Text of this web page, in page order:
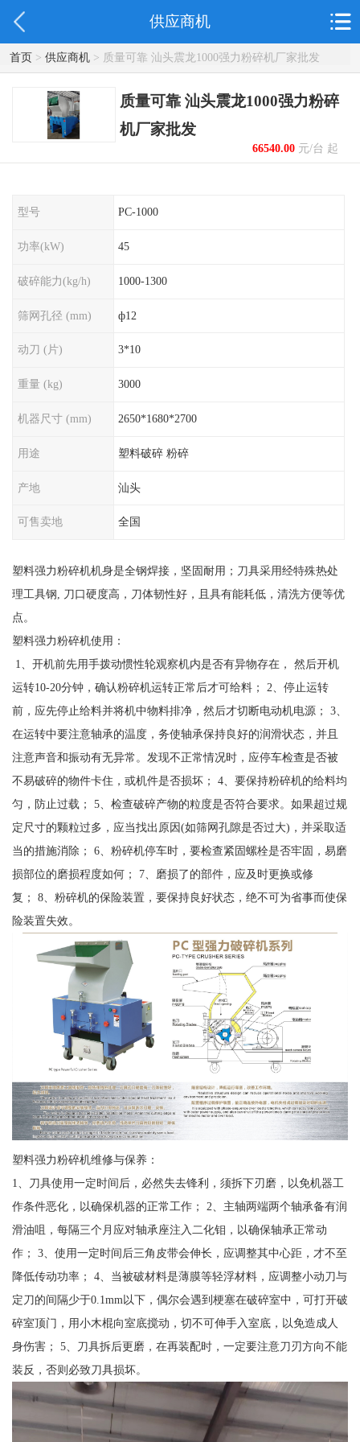
供应商机
首页> 供应商机> 质量可靠 汕头震龙1000强力粉碎机厂家批发
质量可靠 汕头震龙1000强力粉碎
机厂家批发
66540.00元/台 起
型号 PC-1000
功率(kW) 45
破碎能力(kg/h) 1000-1300
筛网孔径 (mm) ф12
动刀 (片) 3*10
重量 (kg) 3000
机器尺寸 (mm) 2650*1680*2700
用途 塑料破碎 粉碎
产地 汕头
可售卖地 全国
塑料强力粉碎机机身是全钢焊接，坚固耐用；刀具采用经特殊热处
理工具钢, 刀口硬度高，刀体韧性好，且具有能耗低，清洗方便等优
点。
塑料强力粉碎机使用：
1、开机前先用手拨动惯性轮观察机内是否有异物存在， 然后开机
运转10-20分钟，确认粉碎机运转正常后才可给料； 2、停止运转
前，应先停止给料并将机中物料排净，然后才切断电动机电源； 3、
在运转中要注意轴承的温度，务使轴承保持良好的润滑状态，并且
注意声音和振动有无异常。发现不正常情况时，应停车检查是否被
不易破碎的物件卡住，或机件是否损坏； 4、要保持粉碎机的给料均
匀，防止过载； 5、检查破碎产物的粒度是否符合要求。如果超过规
定尺寸的颗粒过多，应当找出原因(如筛网孔隙是否过大)，并采取适
当的措施消除； 6、粉碎机停车时，要检查紧固螺栓是否牢固，易磨
损部位的磨损程度如何； 7、磨损了的部件，应及时更换或修
复； 8、粉碎机的保险装置，要保持良好状态，绝不可为省事而使保
险装置失效。
塑料强力粉碎机维修与保养：
1、刀具使用一定时间后，必然失去锋利，须拆下刃磨，以免机器工
作条件恶化，以确保机器的正常工作； 2、主轴两端两个轴承备有润
滑油咀，每隔三个月应对轴承座注入二化钼，以确保轴承正常动
作； 3、使用一定时间后三角皮带会伸长，应调整其中心距，才不至
降低传动功率； 4、当被破材料是薄膜等轻浮材料，应调整小动刀与
定刀的间隔少于0.1mm以下，偶尔会遇到梗塞在破碎室中，可打开破
碎室顶门，用小木棍向室底搅动，切不可伸手入室底，以免造成人
身伤害； 5、刀具拆后更磨，在再装配时，一定要注意刀刃方向不能
装反，否则必致刀具损坏。